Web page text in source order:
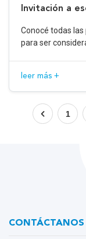
Invitación a
Conocé todas
para ser
leer más +
1
CONTÁCTANOS